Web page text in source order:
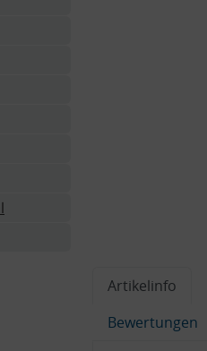
Artikelinfo
Bewertungen